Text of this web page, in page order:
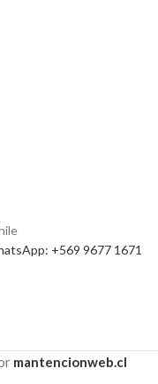
+569 9677 1671
mantencionweb.cl